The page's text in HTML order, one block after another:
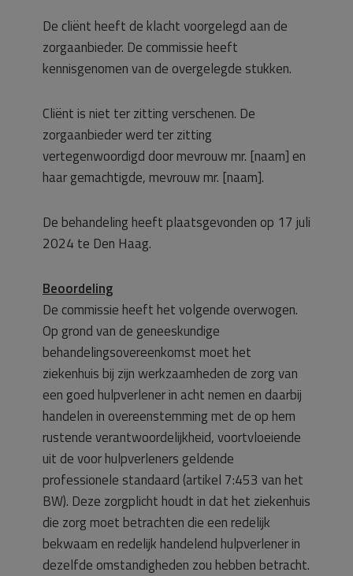
De cliënt heeft de klacht voorgelegd aan de
zorgaanbieder. De commissie heeft
kennisgenomen van de overgelegde stukken.
Cliënt is niet ter zitting verschenen. De
zorgaanbieder werd ter zitting
vertegenwoordigd door mevrouw mr. [naam] en
haar gemachtigde, mevrouw mr. [naam].
De behandeling heeft plaatsgevonden op 17 juli
2024 te Den Haag.
Beoordeling
De commissie heeft het volgende overwogen.
Op grond van de geneeskundige
behandelingsovereenkomst moet het
ziekenhuis bij zijn werkzaamheden de zorg van
een goed hulpverlener in acht nemen en daarbij
handelen in overeenstemming met de op hem
rustende verantwoordelijkheid, voortvloeiende
uit de voor hulpverleners geldende
professionele standaard (artikel 7:453 van het
BW). Deze zorgplicht houdt in dat het ziekenhuis
die zorg moet betrachten die een redelijk
bekwaam en redelijk handelend hulpverlener in
dezelfde omstandigheden zou hebben betracht.